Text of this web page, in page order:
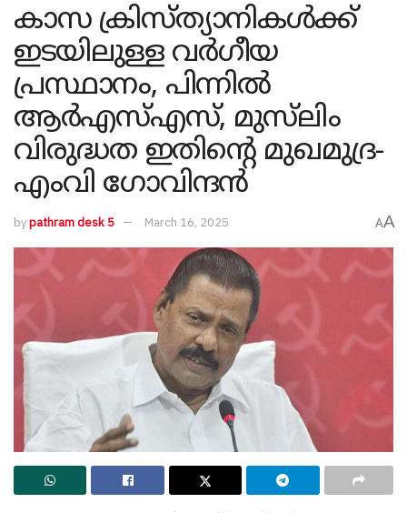
കാസ ക്രിസ്ത്യാനികൾക്ക്
ഇടയിലുള്ള വർഗീയ
പ്രസ്ഥാനം, പിന്നിൽ
ആർഎസ്എസ്, മുസ്‌ലിം
വിരുദ്ധത ഇതിന്റെ മുഖമുദ്ര-
എംവി ഗോവിന്ദൻ
bypathram desk 5 March 16, 2025 AA